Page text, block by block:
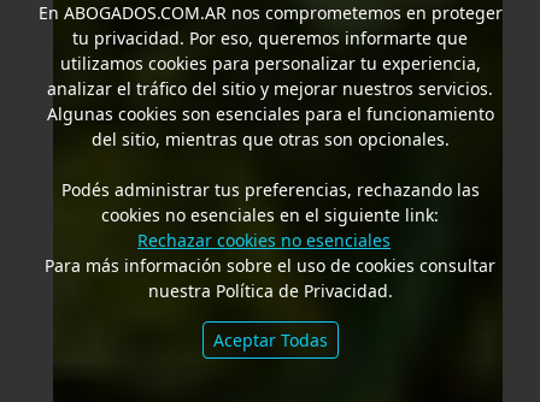
En ABOGADOS.COM.ARnos comprometemos en proteger
tu privacidad. Por eso, queremos informarte que
utilizamos cookies para personalizar tu experiencia,
analizar el tráfico del sitio y mejorar nuestros servicios.
Algunas cookies son esenciales para el funcionamiento
del sitio, mientras que otras son opcionales.
Podés administrar tus preferencias, rechazando las
cookies no esenciales en el siguiente link:
Rechazar cookies no esenciales
Para más información sobre el uso de cookies consultar
nuestra Política de Privacidad.
Aceptar Todas